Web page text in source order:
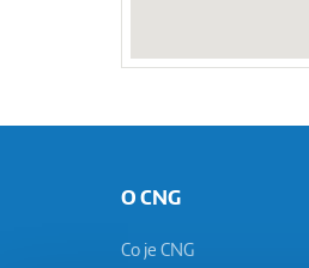
O CNG
Co je CNG